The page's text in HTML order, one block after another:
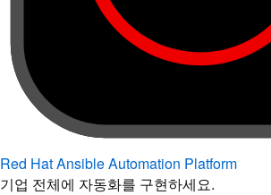
Red Hat Ansible Automation Platform
기업 전체에 자동화를 구현하세요.